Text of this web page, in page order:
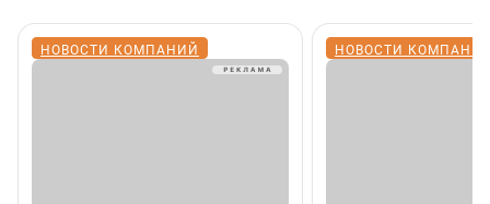
НОВОСТИ КОМПАНИЙ НОВОСТИ